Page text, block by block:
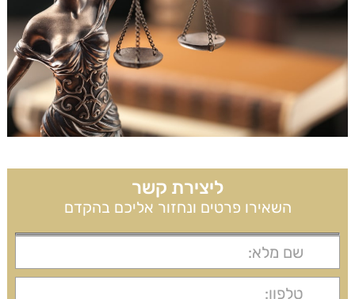
ליצירת קשר
השאירו פרטים ונחזור אליכם בהקדם